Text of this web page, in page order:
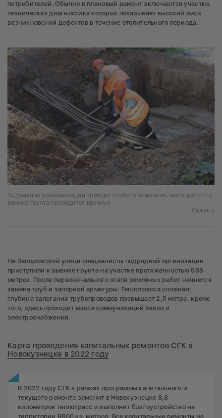
потребителей. Обычно в плановый ремонт включаются участки,
техническая диагностика которых показывает высокий риск
возникновения дефектов в течение отопительного периода.
Подземные коммуникации требуют особого внимания, часть работ по
выемке грунта проводится вручную
Скачать
На Запорожской улице специалисты подрядной организации
приступили к выемке грунта на участке протяженностью 588
метров. После первоначального этапа земляных работ начнется
замена труб и запорной арматуры. Теплотрасса сложная:
глубина залегания трубопроводов превышает 2,5 метра, кроме
того, здесь проходит масса коммуникаций связи и
электроснабжения.
Карта проведения капитальных ремонтов СГК в
Новокузнецке в 2022 году
В 2022 году СГК в рамках программы капитального и
текущего ремонта заменит в Новокузнецке 8,8
километров теплотрасс и выполнит благоустройство на
территории 9800 кв. метров. Все капитальные ремонты на